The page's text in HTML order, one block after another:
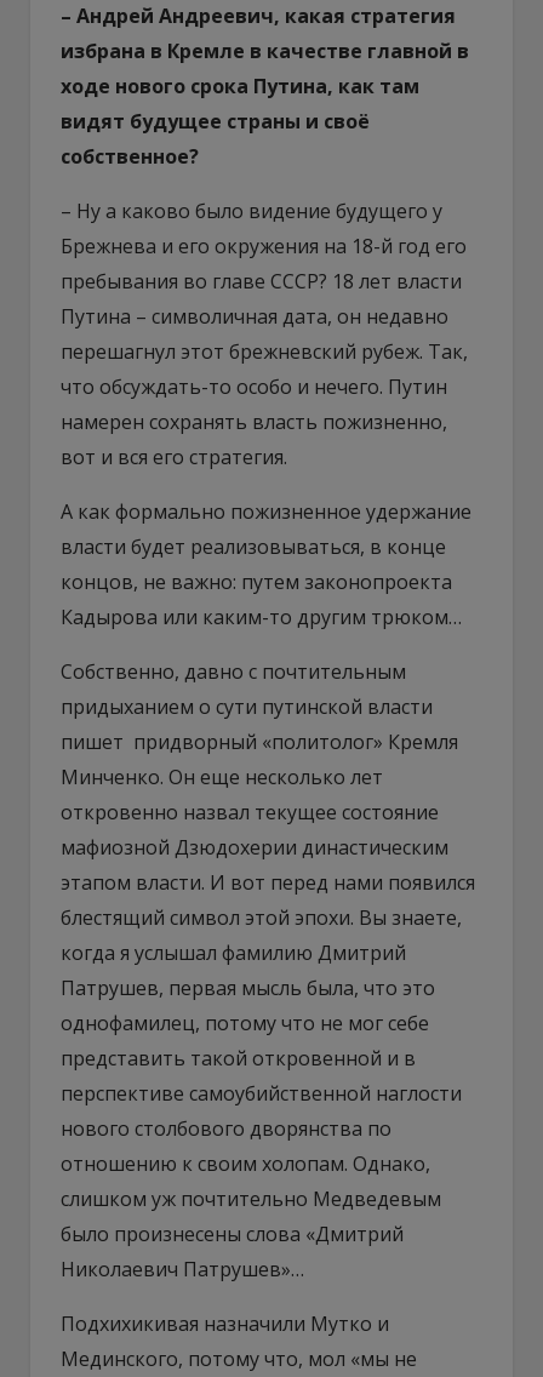
– Андрей Андреевич, какая стратегия
избрана в Кремле в качестве главной в
ходе нового срока Путина, как там
видят будущее страны и своё
собственное?
– Ну а каково было видение будущего у
Брежнева и его окружения на 18-й год его
пребывания во главе СССР? 18 лет власти
Путина – символичная дата, он недавно
перешагнул этот брежневский рубеж. Так,
что обсуждать-то особо и нечего. Путин
намерен сохранять власть пожизненно,
вот и вся его стратегия.
А как формально пожизненное удержание
власти будет реализовываться, в конце
концов, не важно: путем законопроекта
Кадырова или каким-то другим трюком…
Собственно, давно с почтительным
придыханием о сути путинской власти
пишет придворный «политолог» Кремля
Минченко. Он еще несколько лет
откровенно назвал текущее состояние
мафиозной Дзюдохерии династическим
этапом власти. И вот перед нами появился
блестящий символ этой эпохи. Вы знаете,
когда я услышал фамилию Дмитрий
Патрушев, первая мысль была, что это
однофамилец, потому что не мог себе
представить такой откровенной и в
перспективе самоубийственной наглости
нового столбового дворянства по
отношению к своим холопам. Однако,
слишком уж почтительно Медведевым
было произнесены слова «Дмитрий
Николаевич Патрушев»…
Подхихикивая назначили Мутко и
Мединского, потому что, мол «мы не